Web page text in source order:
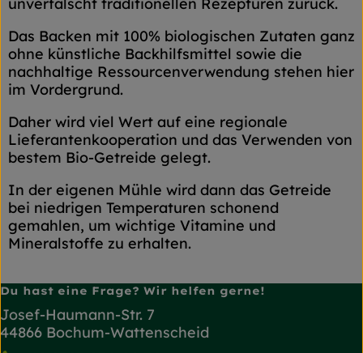
Das Backen mit 100% biologischen Zutaten ganz
ohne künstliche Backhilfsmittel sowie die
nachhaltige Ressourcenverwendung stehen hier
im Vordergrund.
Daher wird viel Wert auf eine regionale
Lieferantenkooperation und das Verwenden von
bestem Bio-Getreide gelegt.
In der eigenen Mühle wird dann das Getreide
bei niedrigen Temperaturen schonend
gemahlen, um wichtige Vitamine und
Mineralstoffe zu erhalten.
Du hast eine Frage? Wir helfen gerne!
Josef-Haumann-Str. 7
44866 Bochum-Wattenscheid